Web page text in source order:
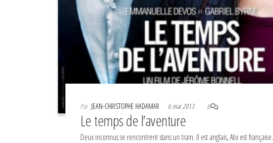
Par JEAN-CHRISTOPHE HADAMAR 6 mai 2013 0
Le temps de l’aventure
Deux inconnus se rencontrent dans un train. Il est anglais, Alix est française.